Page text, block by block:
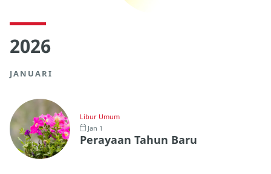
2026
JANUARI
Libur Umum
Jan 1
Perayaan Tahun Baru